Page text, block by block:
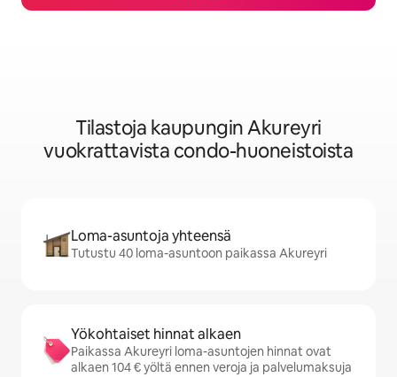
Tilastoja kaupungin Akureyri
vuokrattavista condo-huoneistoista
Loma-asuntoja yhteensä
Tutustu 40 loma-asuntoon paikassa Akureyri
Yökohtaiset hinnat alkaen
Paikassa Akureyri loma-asuntojen hinnat ovat
alkaen 104 € yöltä ennen veroja ja palvelumaksuja